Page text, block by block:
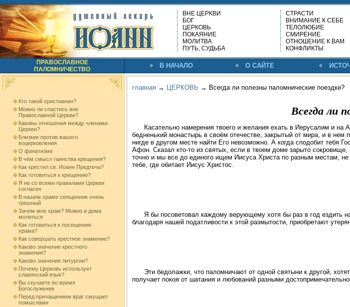
ВНЕ ЦЕРКВИ СТРАСТИ
БОГ
ВНИМАНИЕ К СЕБЕ
ЦЕРКОВЬ
ТЕЛОЛЮБИЕ
ПОКАЯНИЕ
СМИРЕНИЕ
МОЛИТВА
ОТНОШЕНИЕ К ВАМ
ПУТЬ, СУДЬБА
КОНФЛИКТЫ
ПРАВОСЛАВНОЕ
ПАЛОМНИЧЕСТВО
В НАЧАЛО О САЙТЕ
Кто такой христианин?
Можно ли спастись вне
Православной Церкви?
Каковы отношения между членами
Церкви?
Близкие против вашего
воцерковления
О фанатизме
В чём смысл таинства крещения?
Как крестил св. Иоанн Предтеча?
Как готовиться к крещению?
Я не со всеми правилами Церкви
согласен
В нашем храме священник очень
грешный
Зачем мне храм? Можно и дома
молиться
Как готовиться к посещению
храма?
Как совершать крестное знамение?
Каково значение крестного
знамения?
Каково значение литургии?
Почему Церковь использует
славянский язык?
Вы скучаете во время
Богослужения
Перед причащением враг смущает
помыслами
главная → ЦЕРКОВЬ → Всегда ли полезны паломнические поездки?
Всегда ли
Касательно намерения твоего и желания ехать в Иерусалим и на
бедненький монастырь в своём отечестве, закрытый от мира, и в
нигде в другом месте найти Его невозможно. А когда сподобит тебя
Афон. Сказал кто-то из святых, если в твоем доме зарыто
точно и мы все до единого ищем Иисуса Христа по разным местам, не
тебе, где обитает Иисус Христос.
Я бы посоветовал каждому верующему хотя бы раз в год ездить
благодаря нашей податливости к этой размытости, приобретают
Эти бедолажки, что паломничают от одной святыни к другой,
получает покоя от шатания и любований разными